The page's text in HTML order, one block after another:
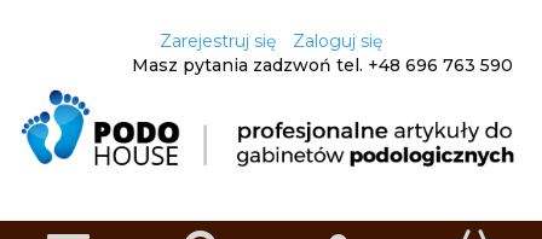
Zarejestruj się
Zaloguj się
Masz pytania zadzwoń tel. +48 696 763 590